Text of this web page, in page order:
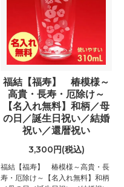
福結【福寿】 椿模様～
高貴・長寿・厄除け～
【名入れ無料】和柄／母
の日／誕生日祝い／結婚
祝い／還暦祝い
3,300円(税込)
福結【福寿】 椿模様～高貴・長
寿・厄除け～【名入れ無料】和柄